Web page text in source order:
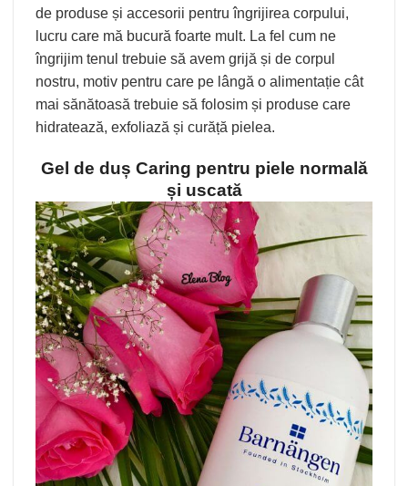
de produse și accesorii pentru îngrijirea corpului,
lucru care mă bucură foarte mult. La fel cum ne
îngrijim tenul trebuie să avem grijă și de corpul
nostru, motiv pentru care pe lângă o alimentație cât
mai sănătoasă trebuie să folosim și produse care
hidratează, exfoliază și curăță pielea.
Gel de duș Caring pentru piele normală
și uscată